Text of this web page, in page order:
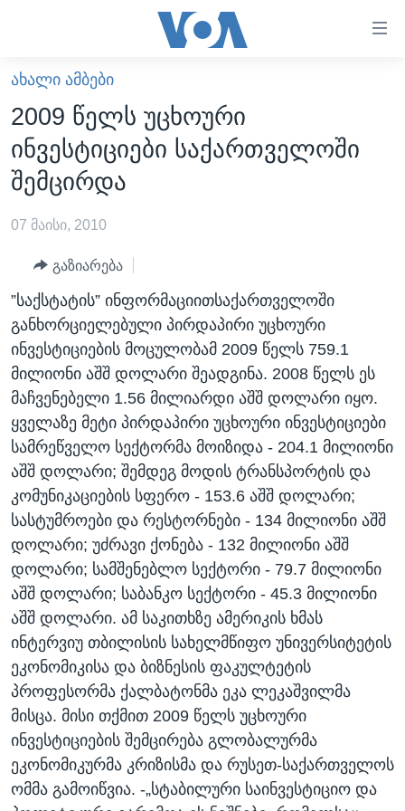
ხელმისაწვდომობისთვის
გადადით
გადადით
მთავარ
ნავიგაციაზე
გადადით
ძიებაზე
ᲐᲮᲐᲚᲘ ᲐᲛᲑᲔᲑᲘ
ᲡᲐᲥᲐᲠᲗᲕᲔᲚᲝ
ᲐᲨᲨ
ᲐᲨᲨ-ᲘᲡ ᲐᲠᲩᲔᲕᲜᲔᲑᲘ 2024
ᲛᲡᲝᲤᲚᲘᲝ
ᲕᲘᲓᲔᲝᲔᲑᲘ
ᲒᲐᲓᲐᲪᲔᲛᲔᲑᲘ
ᲕᲐᲨᲘᲜᲒᲢᲝᲜᲘ ᲓᲦᲔᲡ
ᲮᲔᲓᲕᲐ ᲕᲐᲨᲘᲜᲒᲢᲝᲜᲘᲓᲐᲜ
ᲡᲢᲣᲓᲘᲐ ᲕᲐᲨᲘᲜᲒᲢᲝᲜᲘ
ᲡᲮᲕᲐ ᲡᲘᲐᲮᲚᲔᲔᲑᲘ
ᲞᲝᲚᲘᲢᲘᲙᲐ
ᲔᲙᲝᲜᲝᲛᲘᲙᲐ
ᲯᲐᲜᲛᲠᲗᲔᲚᲝᲑᲐ
ᲛᲔᲪᲜᲘᲔᲠᲔᲑᲐ
ᲘᲜᲢᲔᲠᲕᲘᲣ
ᲙᲣᲚᲢᲣᲠᲐ
ᲒᲐᲚᲘᲚᲔᲝ
ᲓᲔᲖᲘᲜᲤᲝᲠᲛᲐᲪᲘᲐ
ᲠᲣᲡᲔᲗᲘᲡ ᲨᲔᲭᲠᲐ ᲣᲙᲠᲐᲘᲜᲐᲨᲘ
Learning English
ᲗᲕᲐᲚᲘ ᲒᲕᲐᲓᲔᲕᲜᲔᲗ
ენები
ᲐᲮᲐᲚᲘ ᲐᲛᲑᲔᲑᲘ
2009 წელს უცხოური
ინვესტიციები საქართველოში
შემცირდა
07 მაისი, 2010
გაზიარება
”საქსტატის” ინფორმაციითსაქართველოში
განხორციელებული პირდაპირი უცხოური
ინვესტიციების მოცულობამ 2009 წელს 759.1
მილიონი აშშ დოლარი შეადგინა. 2008 წელს ეს
მაჩვენებელი 1.56 მილიარდი აშშ დოლარი იყო.
ყველაზე მეტი პირდაპირი უცხოური ინვესტიციები
სამრეწველო სექტორმა მოიზიდა - 204.1 მილიონი
აშშ დოლარი; შემდეგ მოდის ტრანსპორტის და
კომუნიკაციების სფერო - 153.6 აშშ დოლარი;
სასტუმროები და რესტორნები - 134 მილიონი აშშ
დოლარი; უძრავი ქონება - 132 მილიონი აშშ
დოლარი; სამშენებლო სექტორი - 79.7 მილიონი
აშშ დოლარი; საბანკო სექტორი - 45.3 მილიონი
აშშ დოლარი. ამ საკითხზე ამერიკის ხმას
ინტერვიუ თბილისის სახელმწიფო უნივერსიტეტის
ეკონომიკისა და ბიზნესის ფაკულტეტის
პროფესორმა ქალბატონმა ეკა ლეკაშვილმა
მისცა. მისი თქმით 2009 წელს უცხოური
ინვესტიციების შემცირება გლობალურმა
ეკონომიკურმა კრიზისმა და რუსეთ-საქართველოს
ომმა გამოიწვია. -„სტაბილური საინვესტიციო და